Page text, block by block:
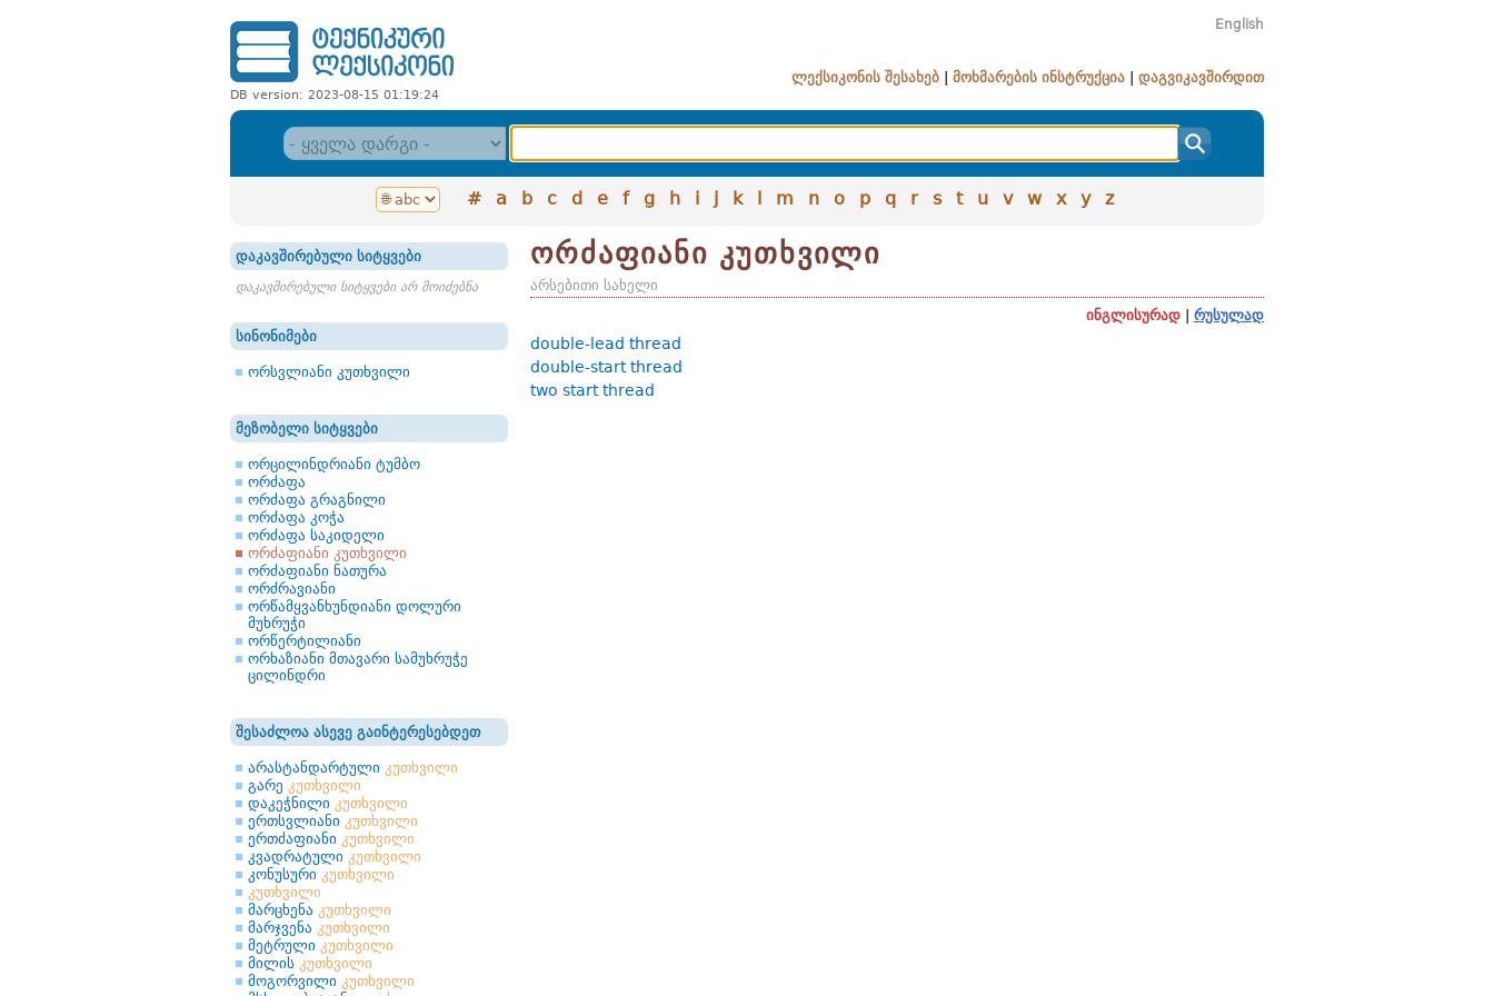
DB version: 2023-08-15 01:19:24
English
ლექსიკონის შესახებ მოხმარების ინსტრუქცია დაგვიკავშირდით
# a b c d e f g h i j k l m n o p q r s t u v w x y z
დაკავშირებული სიტყვები
დაკავშირებული სიტყვები არ მოიძებნა
სინონიმები
ორსვლიანი კუთხვილი
მეზობელი სიტყვები
ორცილინდრიანი ტუმბო
ორძაფა
ორძაფა გრაგნილი
ორძაფა კოჭა
ორძაფა საკიდელი
ორძაფიანი კუთხვილი
ორძაფიანი ნათურა
ორძრავიანი
ორწამყვანხუნდიანი დოლური
მუხრუჭი
ორწერტილიანი
ორხაზიანი მთავარი სამუხრუჭე
ცილინდრი
შესაძლოა ასევე გაინტერესებდეთ
არასტანდარტული კუთხვილი
გარე კუთხვილი
დაკეჭნილი კუთხვილი
ერთსვლიანი კუთხვილი
ერთძაფიანი კუთხვილი
კვადრატული კუთხვილი
კონუსური კუთხვილი
კუთხვილი
მარცხენა კუთხვილი
მარჯვენა კუთხვილი
მეტრული კუთხვილი
მილის კუთხვილი
მოგორვილი კუთხვილი
ორძაფიანი კუთხვილი
არსებითი სახელი
ინგლისურად
რუსულად
double-lead thread
double-start thread
two start thread